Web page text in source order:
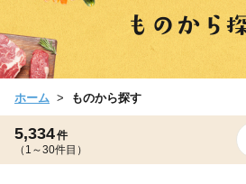
ホーム ものから探す
5,334件
（1～30件目）